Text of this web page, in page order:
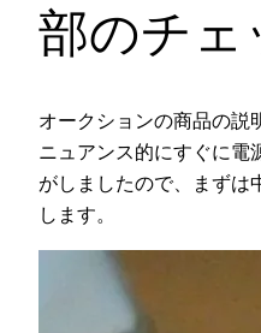
部のチェ
オークションの商品の説
ニュアンス的にすぐに電
がしましたので、まずは
します。